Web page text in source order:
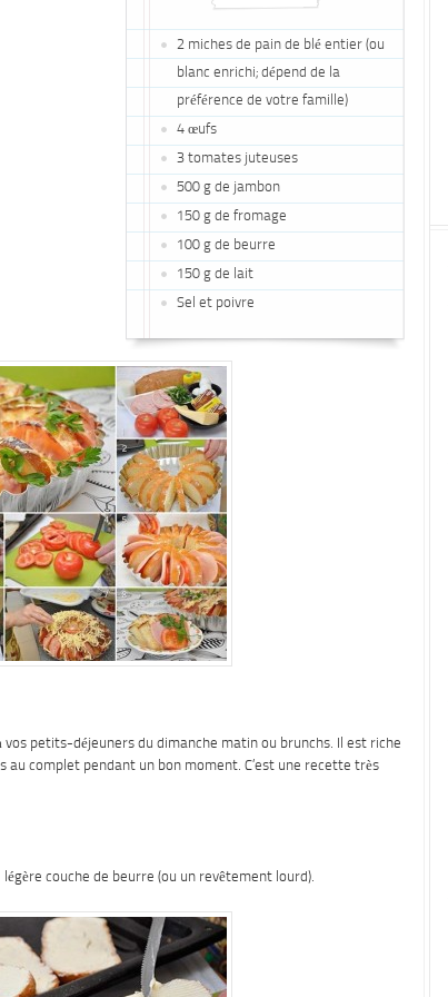
2 miches de pain de blé entier (ou
blanc enrichi; dépend de la
préférence de votre famille)
4 œufs
3 tomates juteuses
500 g de jambon
150 g de fromage
100 g de beurre
150 g de lait
Sel et poivre
petits-déjeuners du dimanche matin ou brunchs.
Il est riche
au complet pendant un bon moment. C’est une recette très
couche de beurre (ou un revêtement lourd).